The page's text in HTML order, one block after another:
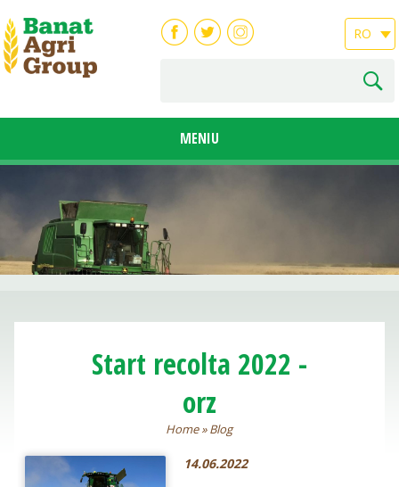
RO
MENIU
Start recolta 2022 -
orz
Home»Blog
14.06.2022